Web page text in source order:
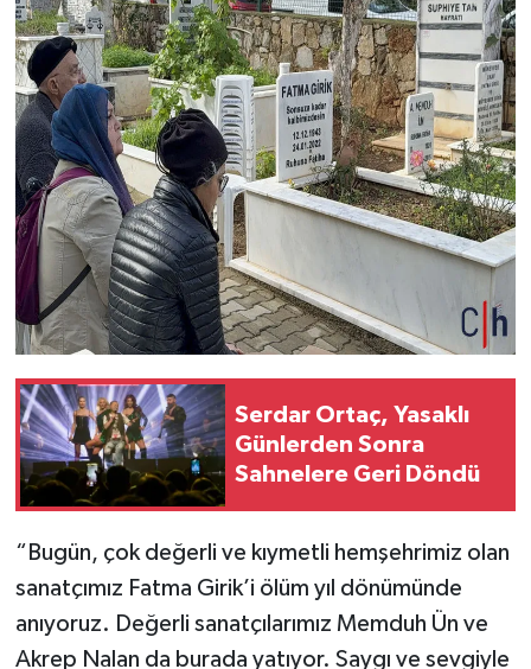
Serdar Ortaç, Yasaklı
Günlerden Sonra
Sahnelere Geri Döndü
“Bugün, çok değerli ve kıymetli hemşehrimiz olan
sanatçımız Fatma Girik’i ölüm yıl dönümünde
anıyoruz. Değerli sanatçılarımız Memduh Ün ve
Akrep Nalan da burada yatıyor. Saygı ve sevgiyle
TEKNOLOJİ
YAŞAM